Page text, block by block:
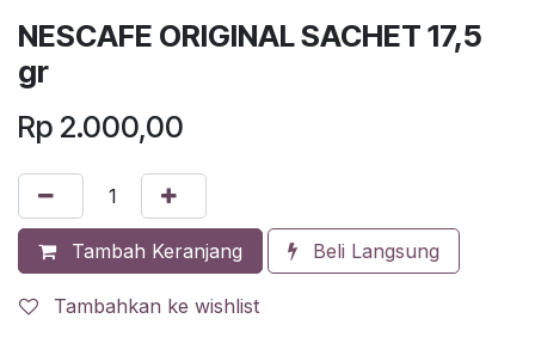
NESCAFE ORIGINAL SACHET 17,5
gr
Rp 2.000,00
Tambah Keranjang Beli Langsung
Tambahkan ke wishlist